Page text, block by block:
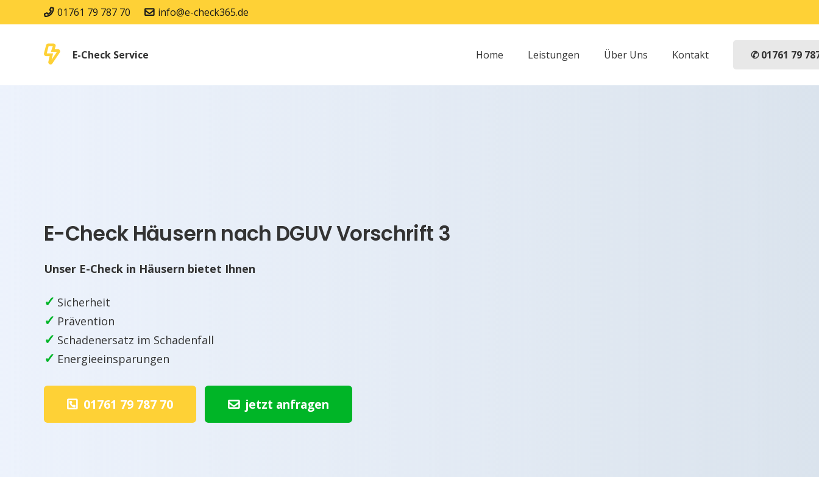
01761 79 787 70 info@e-check365.de
E-Check Service Home Leistungen Über Uns Kontakt ✆ 01761 79
E-Check Häusern nach DGUV Vorschrift 3
Unser E-Check in Häusern bietet Ihnen
✓ Sicherheit
✓ Prävention
✓ Schadenersatz im Schadenfall
✓ Energieeinsparungen
01761 79 787 70 jetzt anfragen